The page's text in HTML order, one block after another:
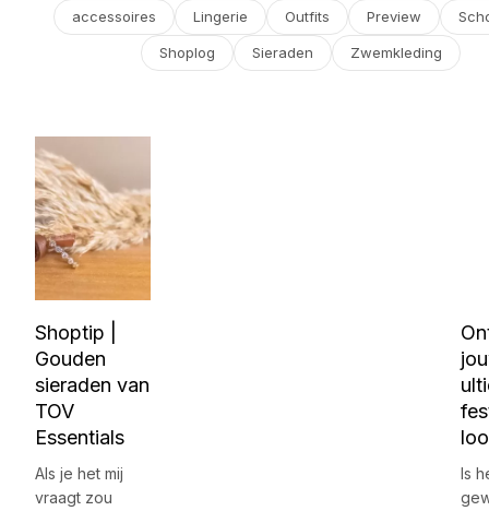
accessoires Lingerie Outfits Preview
Shoplog Sieraden Zwemkleding
Shoptip |
Gouden
sieraden van
TOV
Essentials
Als je het mij
vraagt zou
Is